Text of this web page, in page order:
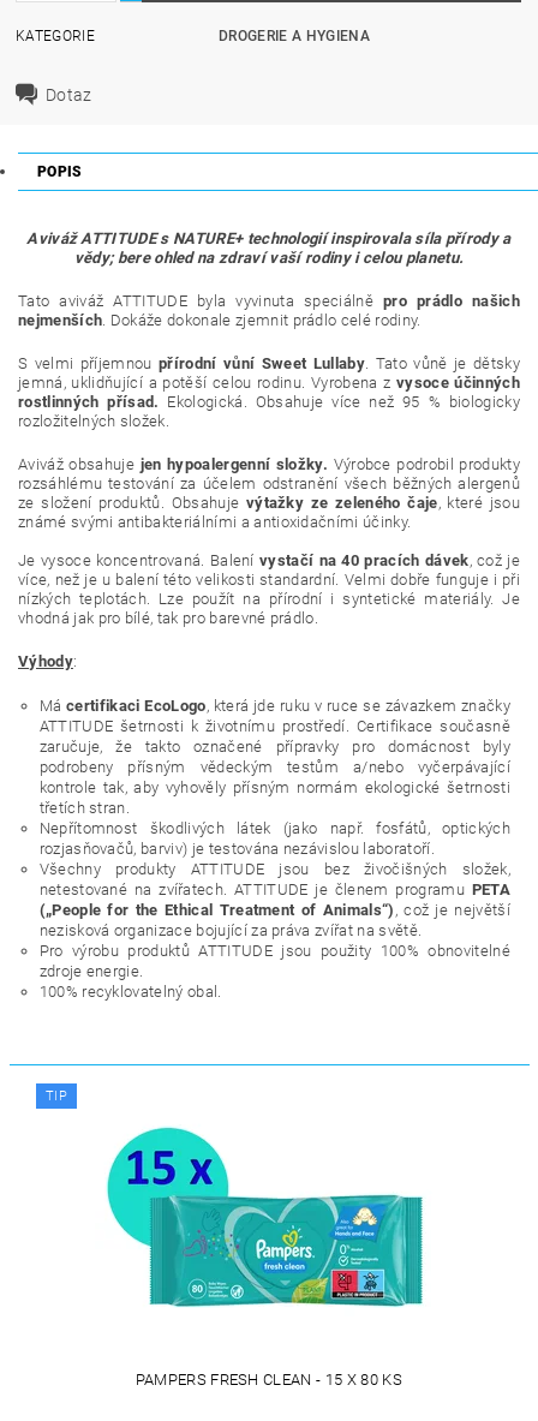
KATEGORIE DROGERIE A HYGIENA
Dotaz
POPIS
Aviváž ATTITUDE s NATURE+ technologií inspirovala síla přírody a
vědy; bere ohled na zdraví vaší rodiny i celou planetu.
Tato aviváž ATTITUDE byla vyvinuta speciálněpro prádlo našich
nejmenších. Dokáže dokonale zjemnit prádlo celé rodiny.
S velmi příjemnoupřírodní vůní Sweet Lullaby. Tato vůně je dětsky
jemná, uklidňující a potěší celou rodinu. Vyrobena z vysoce účinných
rostlinných přísad. Ekologická. Obsahuje více než 95 % biologicky
rozložitelných složek.
Aviváž obsahuje jen hypoalergenní složky. Výrobce podrobil produkty
rozsáhlému testování za účelem odstranění všech běžných alergenů
ze složení produktů. Obsahuje výtažky ze zeleného čaje, které jsou
známé svými antibakteriálními a antioxidačními účinky.
Je vysoce koncentrovaná. Balenívystačí na 40 pracích dávek, což je
více, než je u balení této velikosti standardní. Velmi dobře funguje i při
nízkých teplotách. Lze použít na přírodní i syntetické materiály. Je
vhodná jak pro bílé, tak pro barevné prádlo.
Výhody:
Mácertifikaci EcoLogo, která jde ruku v ruce se závazkem značky
ATTITUDE šetrnosti k životnímu prostředí. Certifikace současně
zaručuje, že takto označené přípravky pro domácnost byly
podrobeny přísným vědeckým testům a/nebo vyčerpávající
kontrole tak, aby vyhověly přísným normám ekologické šetrnosti
třetích stran.
Nepřítomnost škodlivých látek (jako např. fosfátů, optických
rozjasňovačů, barviv) je testována nezávislou laboratoří.
Všechny produkty ATTITUDE jsou bez živočišných složek,
netestované na zvířatech. ATTITUDE je členem programu PETA
(„People for the Ethical Treatment of Animals“) , což je největší
nezisková organizace bojující za práva zvířat na světě.
Pro výrobu produktů ATTITUDE jsou použity 100% obnovitelné
zdroje energie.
100% recyklovatelný obal.
TIP
PAMPERS FRESH CLEAN - 15 X 80 KS